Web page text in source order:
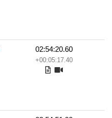
02:54:20.60
+00:05:17.40